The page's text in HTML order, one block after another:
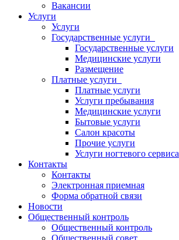
Вакансии
Услуги
Услуги
Государственные услуги
Государственные услуги
Медицинские услуги
Размещение
Платные услуги
Платные услуги
Услуги пребывания
Медицинские услуги
Бытовые услуги
Салон красоты
Прочие услуги
Услуги ногтевого сервиса
Контакты
Контакты
Электронная приемная
Форма обратной связи
Новости
Общественный контроль
Общественный контроль